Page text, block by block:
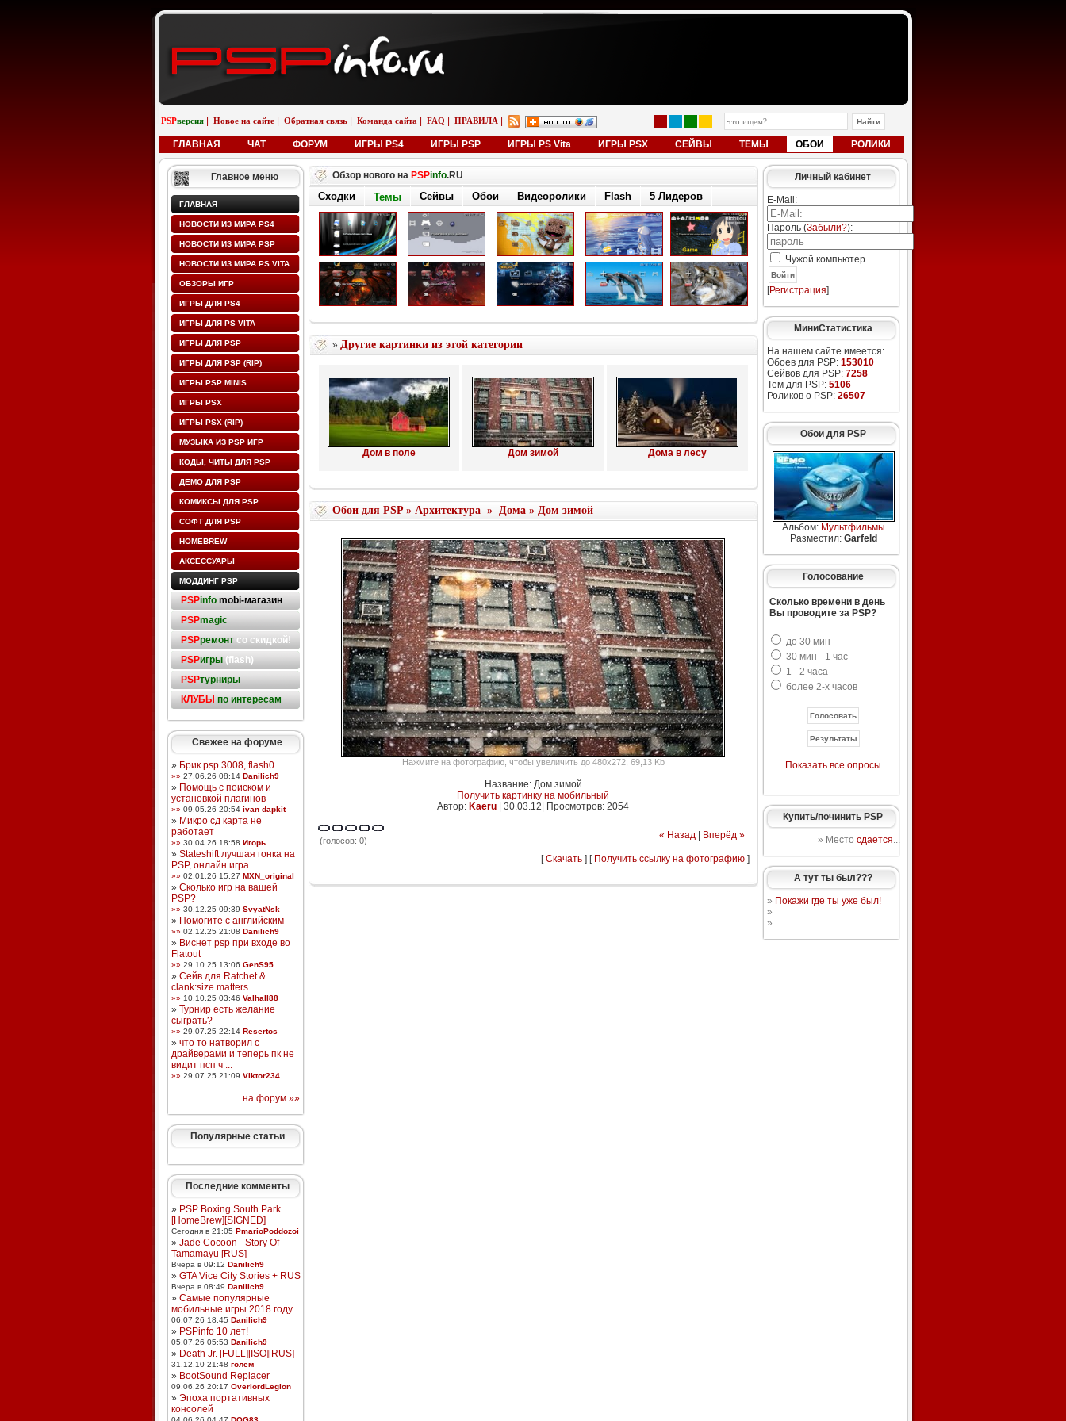
PSPверсия Новое на сайте Обратная связь Команда сайта FAQ ПРАВИЛА
ГЛАВНАЯ ЧАТ ФОРУМ ИГРЫ PS4 ИГРЫ PSP ИГРЫ PS Vita ИГРЫ PSX СЕЙВЫ ТЕМЫ ОБОИ РОЛИКИ
Главное меню
ГЛАВНАЯ
НОВОСТИ ИЗ МИРА PS4
НОВОСТИ ИЗ МИРА PSP
НОВОСТИ ИЗ МИРА PS VITA
ОБЗОРЫ ИГР
ИГРЫ ДЛЯ PS4
ИГРЫ ДЛЯ PS VITA
ИГРЫ ДЛЯ PSP
ИГРЫ ДЛЯ PSP (RIP)
ИГРЫ PSP MINIS
ИГРЫ PSX
ИГРЫ PSX (RIP)
МУЗЫКА ИЗ PSP ИГР
КОДЫ, ЧИТЫ ДЛЯ PSP
ДЕМО ДЛЯ PSP
КОМИКСЫ ДЛЯ PSP
СОФТ ДЛЯ PSP
HOMEBREW
АКСЕССУАРЫ
МОДДИНГ PSP
PSPinfo mobi-магазин
PSPmagic
PSPремонтсо скидкой!
PSPигры(flash)
PSPтурниры
КЛУБЫ по интересам
Свежее на форуме
» Брик psp 3008, flash0
»» 27.06.26 08:14 Danilich9
» Помощь с поиском и
установкой плагинов
»» 09.05.26 20:54 ivan dapkit
» Микро сд карта не
работает
»» 30.04.26 18:58 Игорь
» Stateshift лучшая гонка на
PSP, онлайн игра
»» 02.01.26 15:27 MXN_original
» Сколько игр на вашей
PSP?
»» 30.12.25 09:39 SvyatNsk
» Помогите с английским
»» 02.12.25 21:08 Danilich9
» Виснет psp при входе во
Flatout
»» 29.10.25 13:06 GenS95
» Сейв для Ratchet &
clank:size matters
»» 10.10.25 03:46 Valhall88
» Турнир есть желание
сыграть?
»» 29.07.25 22:14 Resertos
» что то натворил с
драйверами и теперь пк не
видит псп ч ...
»» 29.07.25 21:09 Viktor234
на форум »»
Популярные статьи
Последние комменты
» PSP Boxing South Park
[HomeBrew][SIGNED]
Сегодня в 21:05 PmarioPoddozoi
» Jade Cocoon - Story Of
Tamamayu [RUS]
Вчера в 09:12 Danilich9
» GTA Vice City Stories + RUS
Вчера в 08:49 Danilich9
» Самые популярные
мобильные игры 2018 году
06.07.26 18:45 Danilich9
» PSPinfo 10 лет!
05.07.26 05:53 Danilich9
» Death Jr. [FULL][ISO][RUS]
31.12.10 21:48 голем
» BootSound Replacer
09.06.26 20:17 OverlordLegion
» Эпоха портативных
консолей
Обзор нового на PSPinfo.RU
Сходки Темы Сейвы Обои Видеоролики Flash 5 Лидеров
» Другие картинки из этой категории
Дом в поле Дом зимой Дома в лесу
Обои для PSP» Архитектура» Дома» Дом зимой
Нажмите на фотографию, чтобы увеличить до 480x272, 69,13 Kb
Название: Дом зимой
Получить картинку на мобильный
Автор: Kaeru 30.03.12| Просмотров: 2054
(голосов: 0) « Назад| Вперёд »
[Скачать] [ Получить ссылку на фотографию]
Личный кабинет
E-Mail:
Пароль (Забыли?):
Чужой компьютер
Войти
[Регистрация]
МиниСтатистика
На нашем сайте имеется:
Обоев для PSP: 153010
Сейвов для PSP: 7258
Тем для PSP: 5106
Роликов о PSP: 26507
Обои для PSP
Альбом: Мультфильмы
Разместил: Garfeld
Голосование
Сколько времени в день
Вы проводите за PSP?
до 30 мин
30 мин - 1 час
1 - 2 часа
более 2-х часов
Показать все опросы
Купить/починить PSP
» Место сдается...
А тут ты был???
» Покажи где ты уже был!
»
»